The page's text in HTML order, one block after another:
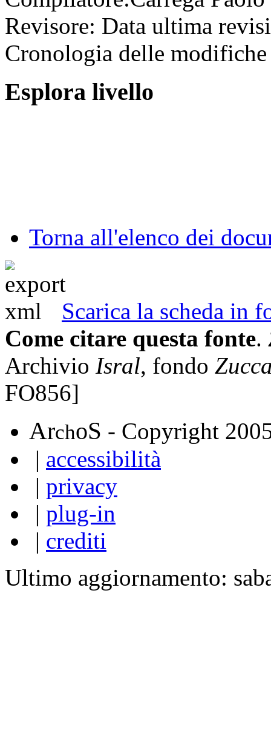
Revisore: Data ultima
Cronologia delle
Esplora livello
Torna all'elenco dei
Scarica la scheda in
Come citare questa fonte.
Archivio Isral, fondo
FO856]
ArchoS - Copyright
| accessibilità
| privacy
| plug-in
| crediti
Ultimo aggiornamento: